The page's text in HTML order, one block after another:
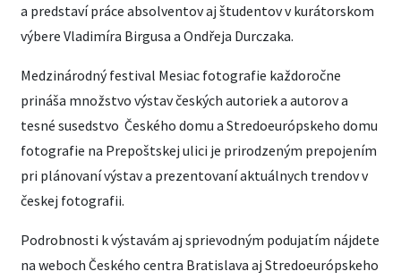
a predstaví práce absolventov aj študentov v kurátorskom
výbere Vladimíra Birgusa a Ondřeja Durczaka.
Medzinárodný festival Mesiac fotografie každoročne
prináša množstvo výstav českých autoriek a autorov a
tesné susedstvo Českého domu a Stredoeurópskeho domu
fotografie na Prepoštskej ulici je prirodzeným prepojením
pri plánovaní výstav a prezentovaní aktuálnych trendov v
českej fotografii.
Podrobnosti k výstavám aj sprievodným podujatím nájdete
na weboch Českého centra Bratislava aj Stredoeurópskeho